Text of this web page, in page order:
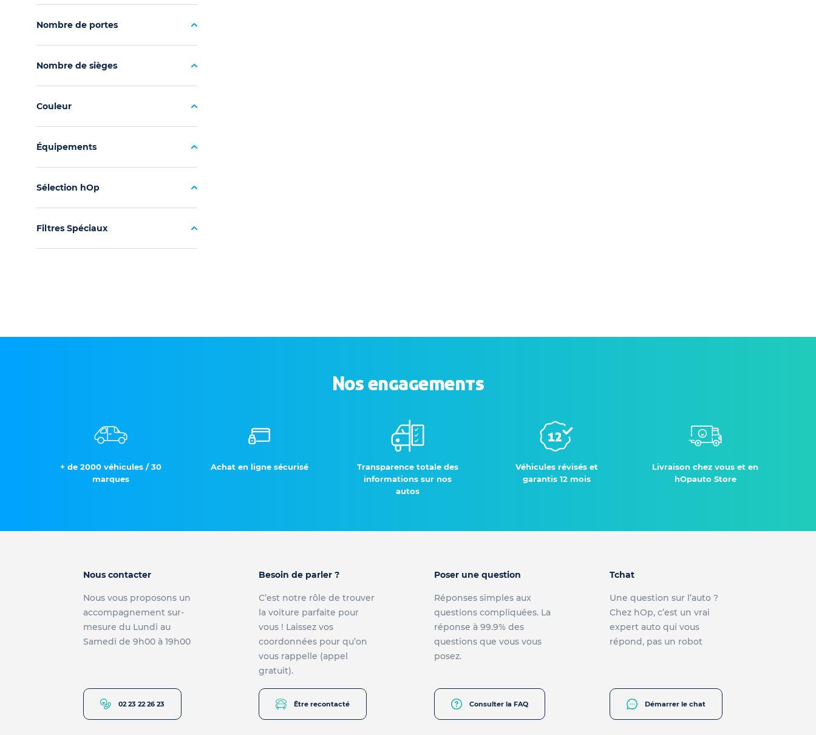
Nombre de portes
Nombre de sièges
Couleur
Équipements
Sélection hOp
Filtres Spéciaux
Nos engagements
+ de 2000 véhicules / 30
marques
Achat en ligne sécurisé
Transparence totale des
informations sur nos
autos
Véhicules révisés et
garantis 12 mois
Livraison chez vous et en
hOpauto Store
Nous contacter
Nous vous proposons un
accompagnement sur-
mesure du Lundi au
Samedi de 9h00 à 19h00
02 23 22 26 23
Besoin de parler ?
C’est notre rôle de trouver
la voiture parfaite pour
vous ! Laissez vos
coordonnées pour qu’on
vous rappelle (appel
gratuit).
Être recontacté
Poser une question
Réponses simples aux
questions compliquées. La
réponse à 99.9% des
questions que vous vous
posez.
Consulter la FAQ
Tchat
Une question sur l’auto ?
Chez hOp, c’est un vrai
expert auto qui vous
répond, pas un robot
Démarrer le chat